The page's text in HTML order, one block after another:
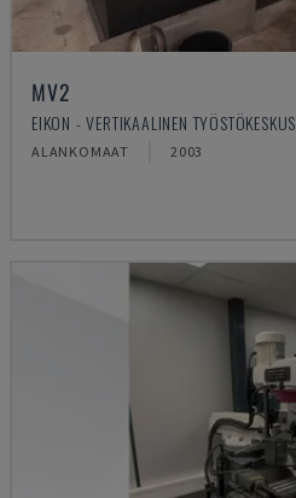
MV2
EIKON - VERTIKAALINEN TYÖSTÖKESKUS
ALANKOMAAT 2003